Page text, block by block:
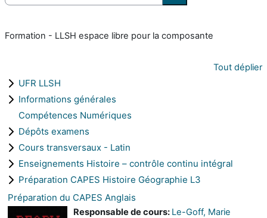
Rechercher des cours
Formation - LLSH espace libre pour la composante
Tout déplier
UFR LLSH
Informations générales
Compétences Numériques
Dépôts examens
Cours transversaux - Latin
Enseignements Histoire – contrôle continu intégral
Préparation CAPES Histoire Géographie L3
Préparation du CAPES Anglais
Responsable de cours: Le-Goff, Marie